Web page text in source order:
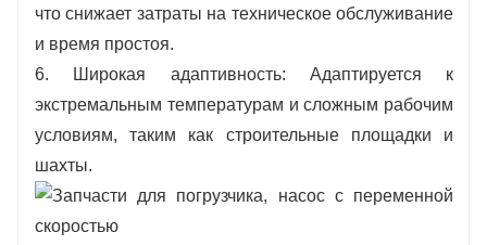
что снижает затраты на техническое обслуживание
и время простоя.
6. Широкая адаптивность: Адаптируется к
экстремальным температурам и сложным рабочим
условиям, таким как строительные площадки и
шахты.